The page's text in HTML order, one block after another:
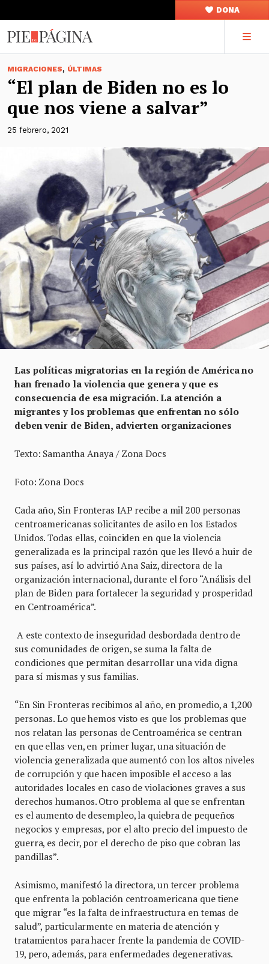
DONA
MIGRACIONES, ÚLTIMAS
“El plan de Biden no es lo
que nos viene a salvar”
25 febrero, 2021
Las políticas migratorias en la región de América no
han frenado la violencia que genera y que es
consecuencia de esa migración. La atención a
migrantes y los problemas que enfrentan no sólo
deben venir de Biden, advierten organizaciones
Texto: Samantha Anaya / Zona Docs
Foto: Zona Docs
Cada año, Sin Fronteras IAP recibe a mil 200 personas
centroamericanas solicitantes de asilo en los Estados
Unidos. Todas ellas, coinciden en que la violencia
generalizada es la principal razón que les llevó a huir de
sus países, así lo advirtió Ana Saiz, directora de la
organización internacional, durante el foro “Análisis del
plan de Biden para fortalecer la seguridad y prosperidad
en Centroamérica”.
A este contexto de inseguridad desbordada dentro de
sus comunidades de origen, se suma la falta de
condiciones que permitan desarrollar una vida digna
para sí mismas y sus familias.
“En Sin Fronteras recibimos al año, en promedio, a 1,200
personas. Lo que hemos visto es que los problemas que
nos relatan las personas de Centroamérica se centran
en que ellas ven, en primer lugar, una situación de
violencia generalizada que aumentó con los altos niveles
de corrupción y que hacen imposible el acceso a las
autoridades locales en caso de violaciones graves a sus
derechos humanos. Otro problema al que se enfrentan
es el aumento de desempleo, la quiebra de pequeños
negocios y empresas, por el alto precio del impuesto de
guerra, es decir, por el derecho de piso que cobran las
pandillas”.
Asimismo, manifestó la directora, un tercer problema
que enfrenta la población centroamericana que tiene
que migrar “es la falta de infraestructura en temas de
salud”, particularmente en materia de atención y
tratamientos para hacer frente la pandemia de COVID-
19, pero, además, para enfermedades degenerativas.